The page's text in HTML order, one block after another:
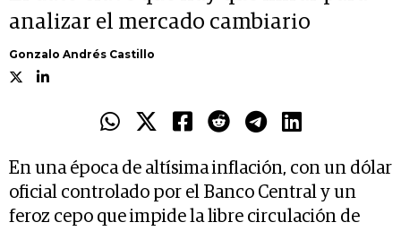
analizar el mercado cambiario
Gonzalo Andrés Castillo
En una época de altísima inflación, con un dólar
oficial controlado por el Banco Central y un
feroz cepo que impide la libre circulación de